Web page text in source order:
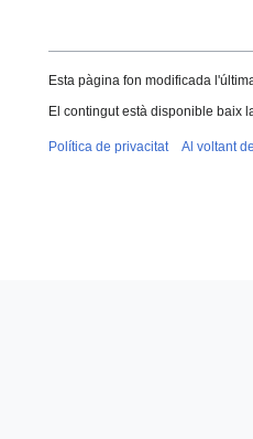
Esta pàgina fon modificada
El contingut està disponible baix
Política de privacitat Al voltant